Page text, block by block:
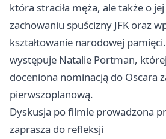
która straciła męża, ale także o
zachowaniu spuścizny JFK oraz
kształtowanie narodowej
występuje Natalie Portman,
doceniona nominacją do Oscara
pierwszoplanową.
Dyskusja po filmie prowadzona
zaprasza do refleksji